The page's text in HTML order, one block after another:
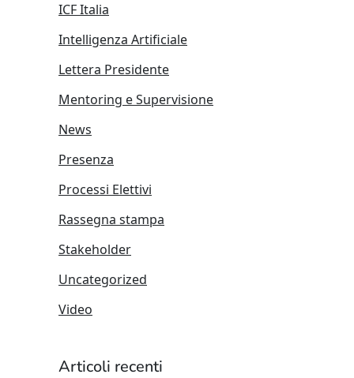
ICF Italia
Intelligenza Artificiale
Lettera Presidente
Mentoring e Supervisione
News
Presenza
Processi Elettivi
Rassegna stampa
Stakeholder
Uncategorized
Video
Articoli recenti